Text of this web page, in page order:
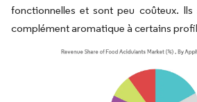
fonctionnelles et sont peu coûteux. Ils
complément aromatique à certains